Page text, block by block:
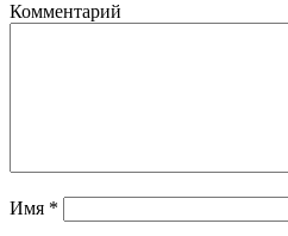
Комментарий
Имя *